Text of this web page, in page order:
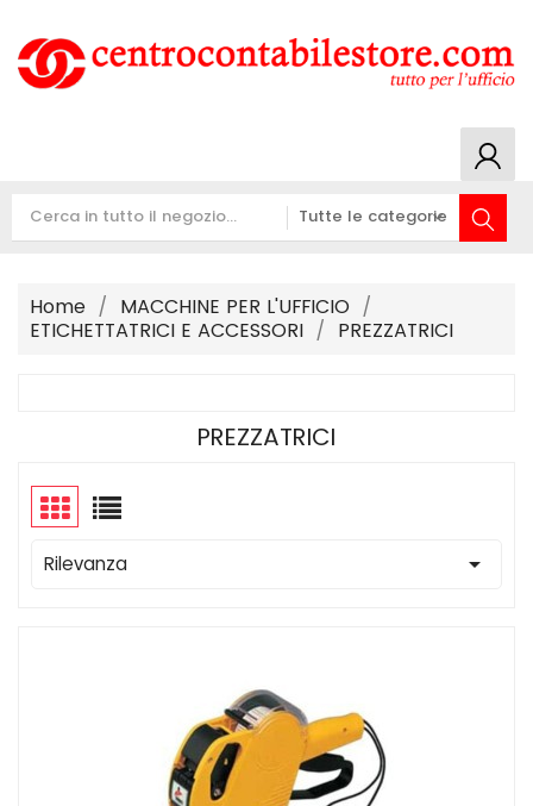
Home
MACCHINE PER L'UFFICIO
ETICHETTATRICI E ACCESSORI
PREZZATRICI
PREZZATRICI
Rilevanza 